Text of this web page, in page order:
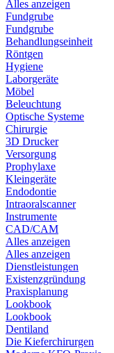
Alles anzeigen
Fundgrube
Fundgrube
Behandlungseinheit
Röntgen
Hygiene
Laborgeräte
Möbel
Beleuchtung
Optische Systeme
Chirurgie
3D Drucker
Versorgung
Prophylaxe
Kleingeräte
Endodontie
Intraoralscanner
Instrumente
CAD/CAM
Alles anzeigen
Alles anzeigen
Dienstleistungen
Existenzgründung
Praxisplanung
Lookbook
Lookbook
Dentiland
Die Kieferchirurgen